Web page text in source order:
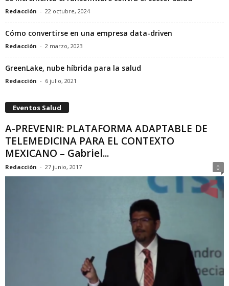
Redacción - 22 octubre, 2024
Cómo convertirse en una empresa data-driven
Redacción - 2 marzo, 2023
GreenLake, nube híbrida para la salud
Redacción - 6 julio, 2021
Eventos Salud
A-PREVENIR: PLATAFORMA ADAPTABLE DE
TELEMEDICINA PARA EL CONTEXTO
MEXICANO – Gabriel...
Redacción - 27 junio, 2017 0